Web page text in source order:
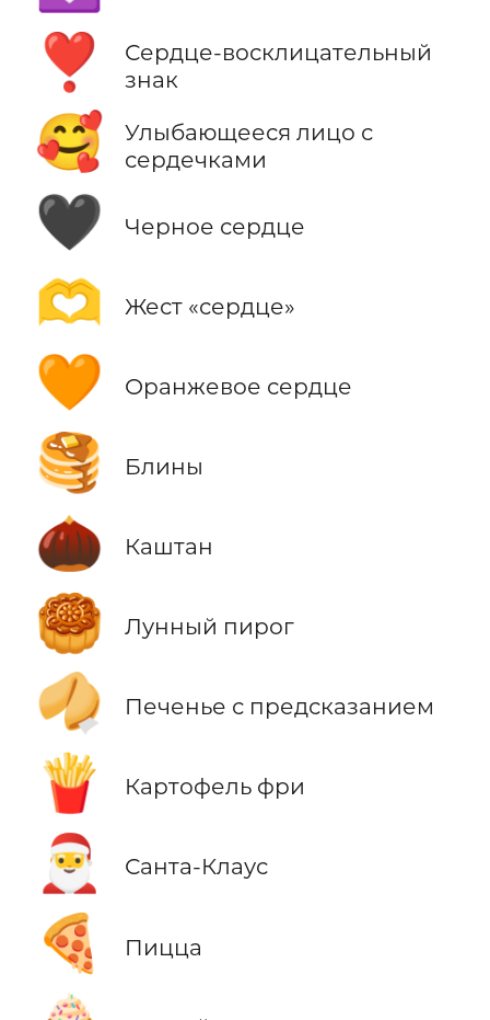
❣️
Сердце-восклицательный
знак
🥰
Улыбающееся лицо с
сердечками
🖤 Черное сердце
🫶 Жест «сердце»
🧡 Оранжевое сердце
🥞 Блины
🌰 Каштан
🥮 Лунный пирог
🥠 Печенье с предсказанием
🍟 Картофель фри
🎅 Санта-Клаус
🍕 Пицца